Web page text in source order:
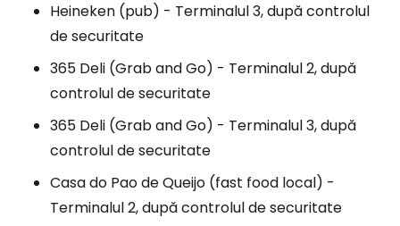
Heineken (pub) - Terminalul 3, după controlul
de securitate
365 Deli (Grab and Go) - Terminalul 2, după
controlul de securitate
365 Deli (Grab and Go) - Terminalul 3, după
controlul de securitate
Casa do Pao de Queijo (fast food local) -
Terminalul 2, după controlul de securitate